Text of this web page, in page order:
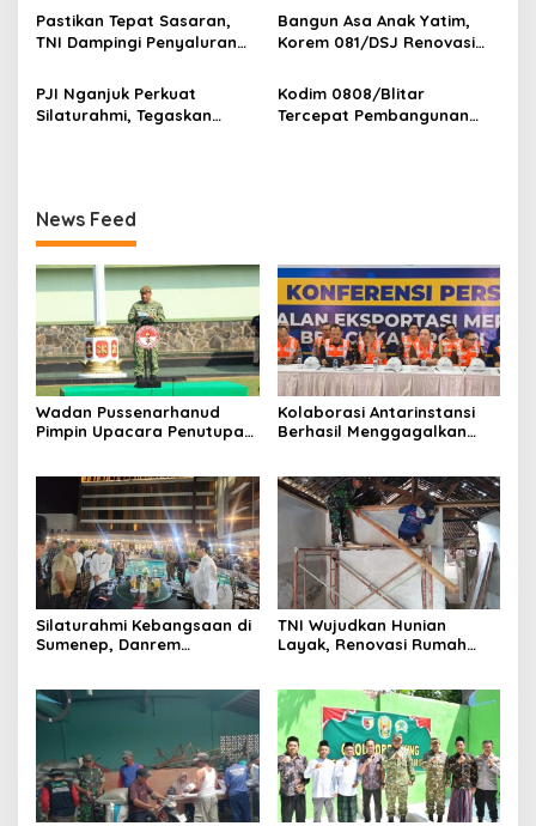
Semua Elemen Bersatu
Bangun Madura
Pastikan Tepat Sasaran,
TNI Dampingi Penyaluran
Bangun Asa Anak Yatim,
Korem 081/DSJ Renovasi
PJI Nganjuk Perkuat
Silaturahmi, Tegaskan
Kodim 0808/Blitar
Tercepat Pembangunan
News Feed
Wadan Pussenarhanud
Pimpin Upacara Penutupan
Pusdikarhanud
Kolaborasi Antarinstansi
Berhasil Menggagalkan
Silaturahmi Kebangsaan di
Sumenep, Danrem
Bangun Madura
TNI Wujudkan Hunian
Layak, Renovasi Rumah